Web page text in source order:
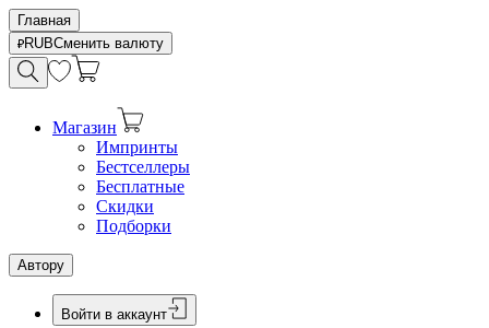
Главная
RUBСменить валюту
Магазин
Импринты
Бестселлеры
Бесплатные
Скидки
Подборки
Автору
Войти в аккаунт